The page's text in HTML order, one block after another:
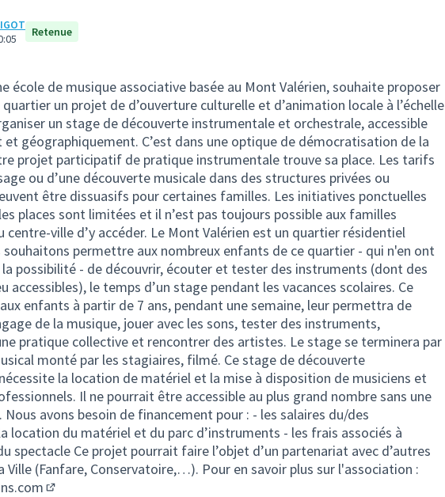
Retenue
école de musique associative basée au Mont Valérien, souhaite proposer
un projet de d’ouverture culturelle et d’animation locale à l’échelle
un stage de découverte instrumentale et orchestrale, accessible
géographiquement. C’est dans une optique de démocratisation de la
projet participatif de pratique instrumentale trouve sa place. Les tarifs
ou d’une découverte musicale dans des structures privées ou
être dissuasifs pour certaines familles. Les initiatives ponctuelles
places sont limitées et il n’est pas toujours possible aux familles
centre-ville d’y accéder. Le Mont Valérien est un quartier résidentiel
souhaitons permettre aux nombreux enfants de ce quartier - qui n'en ont
possibilité - de découvrir, écouter et tester des instruments (dont des
accessibles), le temps d’un stage pendant les vacances scolaires. Ce
enfants à partir de 7 ans, pendant une semaine, leur permettra de
de la musique, jouer avec les sons, tester des instruments,
pratique collective et rencontrer des artistes. Le stage se terminera par
monté par les stagiaires, filmé. Ce stage de découverte
la location de matériel et la mise à disposition de musiciens et
Il ne pourrait être accessible au plus grand nombre sans une
Nous avons besoin de financement pour : - les salaires du/des
location du matériel et du parc d’instruments - les frais associés à
spectacle Ce projet pourrait faire l’objet d’un partenariat avec d’autres
Ville (Fanfare, Conservatoire,…). Pour en savoir plus sur l'association :